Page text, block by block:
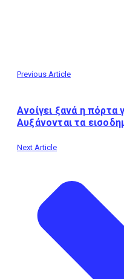
Previous Article
Ανοίγει ξανά η πόρτα
Αυξάνονται τα
Next Article